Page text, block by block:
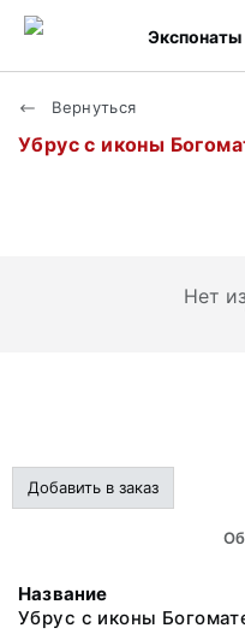
Экспонаты
Вернуться
Убрус с иконы
Нет
Добавить в заказ
Название
Убрус с иконы